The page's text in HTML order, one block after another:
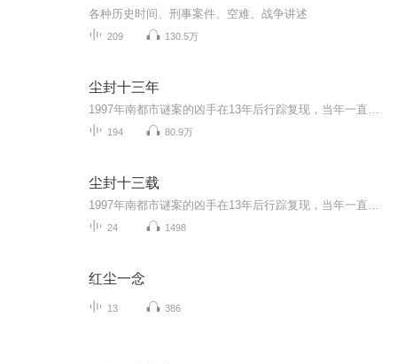
各种历史时间、刑事案件、空难、战争讲述
209 130.5万
尘封十三年
194 80.9万
尘封十三载
24 1498
红尘一念
13 386